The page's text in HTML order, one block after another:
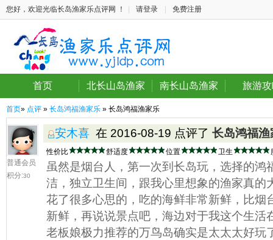
您好，欢迎光临长岛渔家乐点评网 ！ 请登录 免费注册
首页 北长山岛渔家 南长山岛渔家 旅游
首页» 点评 » 长岛鸿福渔家乐 » 长岛鸿福渔家乐
普通会员
积分:30
安木喜 在 2016-08-19 点评了 长岛鸿福渔
性价比 舒适度 位置 卫生
虽然是烟台人，第一次到长岛玩，选择的鸿
洁，独立卫生间，跟我心里想象的渔家真的
花了很多心思的，吃的海鲜非常新鲜，比烟
新鲜，再说说景点吧，海边对于我这个生活
老板娘极力推荐的万鸟岛确实是太太太好玩